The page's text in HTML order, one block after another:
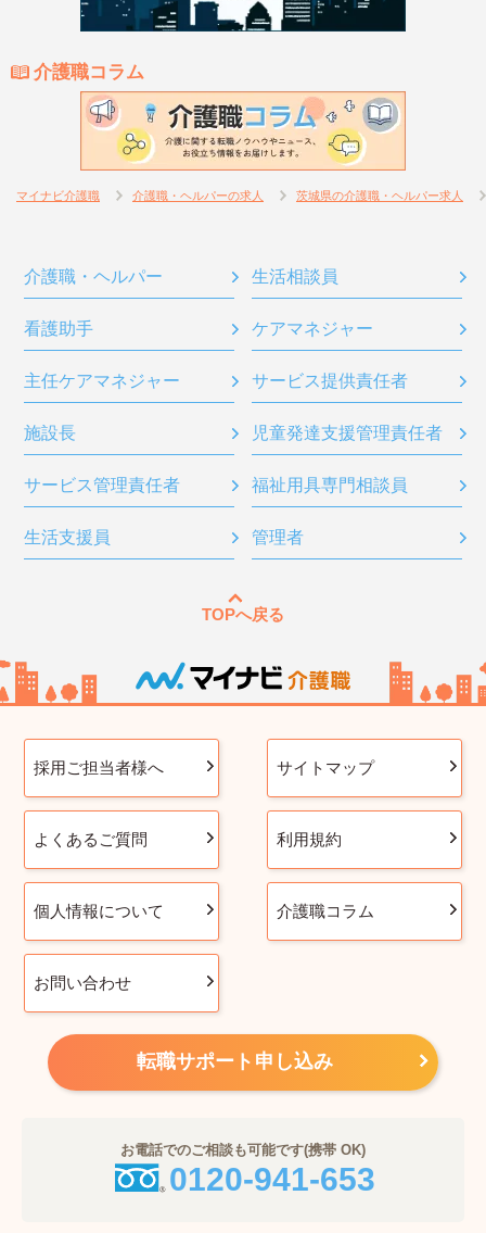
介護職コラム
マイナビ介護職 介護職・ヘルパーの求人 茨城県の介護職・ヘルパー求人
介護職・ヘルパー 生活相談員
看護助手 ケアマネジャー
主任ケアマネジャー サービス提供責任者
施設長 児童発達支援管理責任者
サービス管理責任者 福祉用具専門相談員
生活支援員 管理者
TOPへ戻る
採用ご担当者様へ サイトマップ
よくあるご質問 利用規約
個人情報について 介護職コラム
お問い合わせ
転職サポート申し込み
お電話でのご相談も可能です(携帯 OK)
0120-941-653